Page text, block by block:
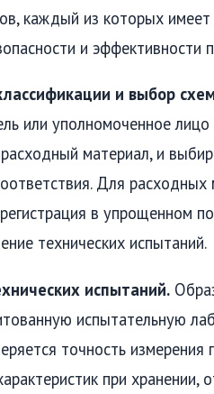
каждый из которых имеет
и эффективности
и выбор
или уполномоченное
расходный материал, и
Для расходных
в упрощенном
технических испытаний.
испытаний.
испытательную
точность измерения
при хранении,